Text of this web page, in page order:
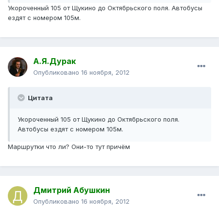
Укороченный 105 от Щукино до Октябрьского поля. Автобусы
ездят с номером 105м.
А.Я.Дурак
Опубликовано 16 ноября, 2012
Цитата
Укороченный 105 от Щукино до Октябрьского поля.
Автобусы ездят с номером 105м.
Маршрутки что ли? Они-то тут причём
Дмитрий Абушкин
Опубликовано 16 ноября, 2012